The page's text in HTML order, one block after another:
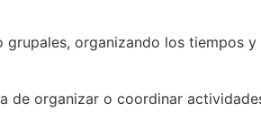
organizando los tiempos
de organizar o coordinar